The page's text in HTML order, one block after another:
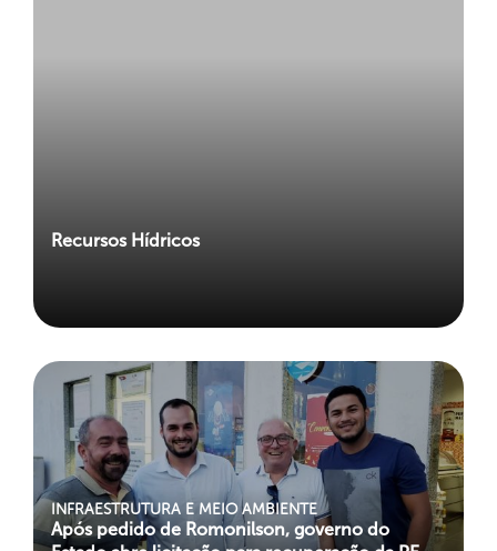
Recursos Hídricos
INFRAESTRUTURA E MEIO AMBIENTE
Após pedido de Romonilson, governo do